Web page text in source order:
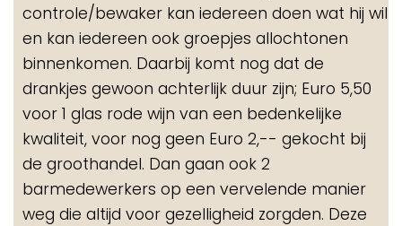
controle/bewaker kan iedereen doen wat hij wil
en kan iedereen ook groepjes allochtonen
binnenkomen. Daarbij komt nog dat de
drankjes gewoon achterlijk duur zijn; Euro 5,50
voor 1 glas rode wijn van een bedenkelijke
kwaliteit, voor nog geen Euro 2,-- gekocht bij
de groothandel. Dan gaan ook 2
barmedewerkers op een vervelende manier
weg die altijd voor gezelligheid zorgden. Deze